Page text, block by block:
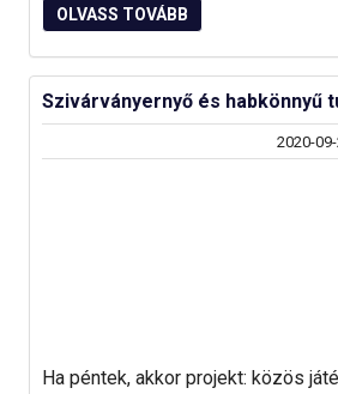
OLVASS TOVÁBB
Szivárványernyő és habkönnyű
2020-
Ha péntek, akkor projekt: közös